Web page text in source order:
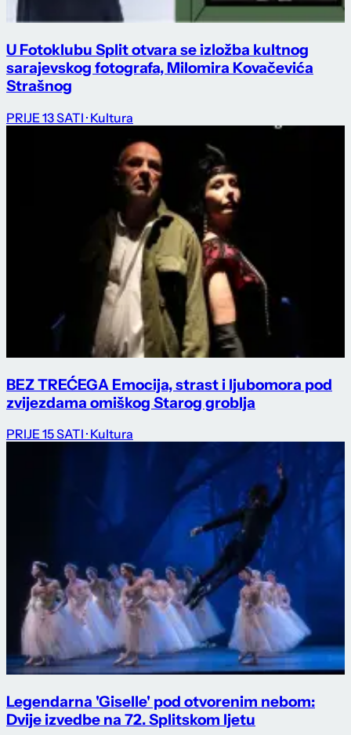
U Fotoklubu Split otvara se izložba kultnog
sarajevskog fotografa, Milomira Kovačevića
Strašnog
PRIJE 13 SATI · Kultura
BEZ TREĆEGA Emocija, strast i ljubomora pod
zvijezdama omiškog Starog groblja
PRIJE 15 SATI · Kultura
Legendarna 'Giselle' pod otvorenim nebom:
Dvije izvedbe na 72. Splitskom ljetu